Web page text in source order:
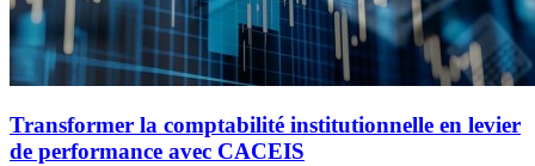
Transformer la comptabilité institutionnelle en levier
de performance avec CACEIS